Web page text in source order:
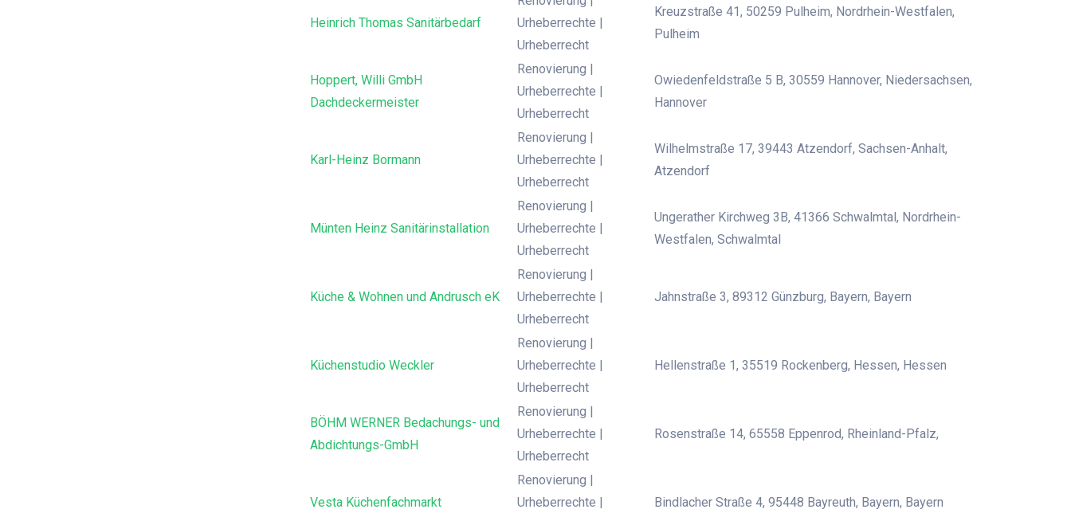
Heinrich Thomas Sanitärbedarf
Urheberrechte |
Urheberrecht
Kreuzstraße 41, 50259 Pulheim, Nordrhein-Westfalen,
Pulheim
Hoppert, Willi GmbH
Dachdeckermeister
Renovierung |
Urheberrechte |
Urheberrecht
Owiedenfeldstraße 5 B, 30559 Hannover, Niedersachsen,
Hannover
Karl-Heinz Bormann
Renovierung |
Urheberrechte |
Urheberrecht
Wilhelmstraße 17, 39443 Atzendorf, Sachsen-Anhalt,
Atzendorf
Münten Heinz Sanitärinstallation
Renovierung |
Urheberrechte |
Urheberrecht
Ungerather Kirchweg 3B, 41366 Schwalmtal, Nordrhein-
Westfalen, Schwalmtal
Küche & Wohnen und Andrusch eK
Renovierung |
Urheberrechte |
Urheberrecht
Jahnstraße 3, 89312 Günzburg, Bayern, Bayern
Küchenstudio Weckler
Renovierung |
Urheberrechte |
Urheberrecht
Hellenstraße 1, 35519 Rockenberg, Hessen, Hessen
BÖHM WERNER Bedachungs- und
Abdichtungs-GmbH
Renovierung |
Urheberrechte |
Urheberrecht
Rosenstraße 14, 65558 Eppenrod, Rheinland-Pfalz,
Vesta Küchenfachmarkt
Renovierung |
Urheberrechte |
Bindlacher Straße 4, 95448 Bayreuth, Bayern, Bayern